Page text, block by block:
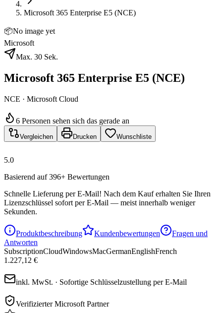
Microsoft 365 Enterprise E5 (NCE)
📦No image yet
Microsoft
Max. 30 Sek.
Microsoft 365 Enterprise E5 (NCE)
NCE · Microsoft Cloud
6 Personen sehen sich das gerade an
Vergleichen Drucken Wunschliste
5.0
Basierend auf 396+ Bewertungen
Schnelle Lieferung per E-Mail! Nach dem Kauf erhalten Sie Ihren
Lizenzschlüssel sofort per E-Mail — meist innerhalb weniger
Sekunden.
Produktbeschreibung Kundenbewertungen
Fragen und
Antworten
SubscriptionCloudWindowsMacGermanEnglishFrench
1.227,12 €
inkl. MwSt. · Sofortige Schlüsselzustellung per E-Mail
Verifizierter Microsoft Partner